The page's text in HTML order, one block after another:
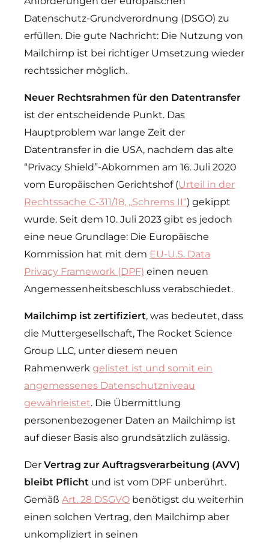
Datenschutz-Grundverordnung (DSGO) zu
erfüllen. Die gute Nachricht: Die Nutzung von
Mailchimp ist bei richtiger Umsetzung wieder
rechtssicher möglich.
Neuer Rechtsrahmen für den Datentransfer
ist der entscheidende Punkt. Das
Hauptproblem war lange Zeit der
Datentransfer in die USA, nachdem das alte
“Privacy Shield”-Abkommen am 16. Juli 2020
vom Europäischen Gerichtshof (Urteil in der
Rechtssache C-311/18, „Schrems II“) gekippt
wurde. Seit dem 10. Juli 2023 gibt es jedoch
eine neue Grundlage: Die Europäische
Kommission hat mit dem EU-U.S. Data
Privacy Framework (DPF) einen neuen
Angemessenheitsbeschluss verabschiedet.
Mailchimp ist zertifiziert, was bedeutet, dass
die Muttergesellschaft, The Rocket Science
Group LLC, unter diesem neuen
Rahmenwerk gelistet ist und somit ein
angemessenes Datenschutzniveau
gewährleistet. Die Übermittlung
personenbezogener Daten an Mailchimp ist
auf dieser Basis also grundsätzlich zulässig.
Der Vertrag zur Auftragsverarbeitung (AVV)
bleibt Pflicht und ist vom DPF unberührt.
Gemäß Art. 28 DSGVO benötigst du weiterhin
einen solchen Vertrag, den Mailchimp aber
unkompliziert in seinen